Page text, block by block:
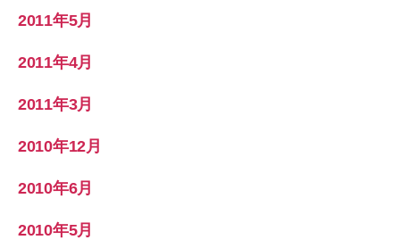
2011年5月
2011年4月
2011年3月
2010年12月
2010年6月
2010年5月